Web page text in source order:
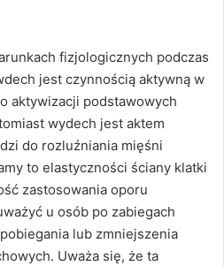
fizjologicznych podczas
jest czynnością aktywną w
aktywizacji podstawowych
wydech jest aktem
do rozluźniania mięśni
to elastyczności ściany klatki
zastosowania oporu
u osób po zabiegach
lub zmniejszenia
Uważa się, że ta